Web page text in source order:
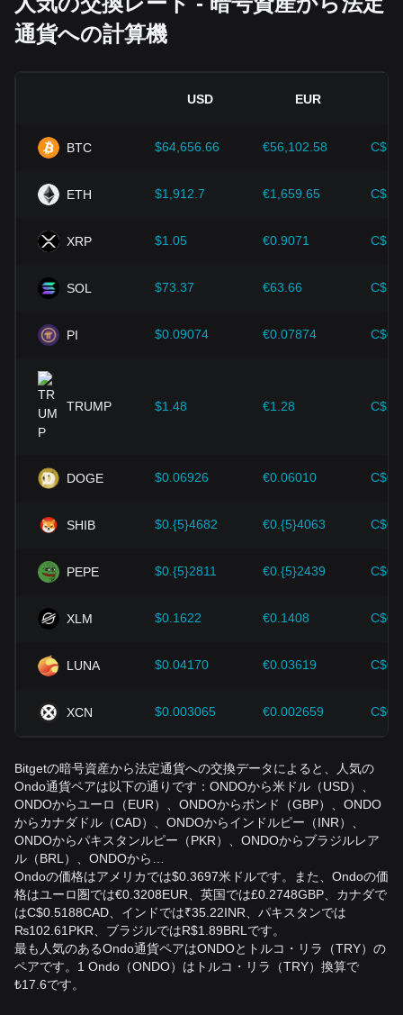
すぎる規制政策は、暗号資産の発展を妨げ、その価値を下落
させる可能性があります。
価値を決定する上で重要な役割を果たし、ONDO/TRYの交換
は法定通貨に対する市場の信頼を低下させ、その結果、ヘッ
ジとしてビットコインなどの暗号資産に対する投資家の需要
技術の進歩：
資産エコシステムにおけるさまざまな改善が、ビットコイン
投資家は間違った判断をしないためにも、こうした力学を理
資家は今後のOndoの価格変動を注意深く観察し、進化する
市場に応じて投資戦略を調整する必要があります。
通貨への計算機
USD EUR
BTC $64,656.66 €56,102.58
ETH $1,912.7 €1,659.65
XRP $1.05 €0.9071
SOL $73.37 €63.66
PI $0.09074 €0.07874
TRUMP $1.48 €1.28
DOGE $0.06926 €0.06010
SHIB $0.{5}4682 €0.{5}4063
PEPE $0.{5}2811 €0.{5}2439
XLM $0.1622 €0.1408
LUNA $0.04170 €0.03619
XCN $0.003065 €0.002659
Bitgetの暗号資産から法定通貨への交換データによると、人気の
Ondo通貨ペアは以下の通りです：ONDOから米ドル（USD）、
ONDOからユーロ（EUR）、ONDOからポンド（GBP）、ONDO
からカナダドル（CAD）、ONDOからインドルピー（INR）、
ONDOからパキスタンルピー（PKR）、ONDOからブラジルレア
ル（BRL）、ONDOから…
Ondoの価格はアメリカでは$0.3697米ドルです。また、Ondoの価
格はユーロ圏では€0.3208EUR、英国では£0.2748GBP、カナダで
はC$0.5188CAD、インドでは₹35.22INR、パキスタンでは
₨102.61PKR、ブラジルではR$1.89BRLです。
最も人気のあるOndo通貨ペアはONDOとトルコ・リラ（TRY）の
ペアです。1 Ondo（ONDO）はトルコ・リラ（TRY）換算で
₺17.6です。